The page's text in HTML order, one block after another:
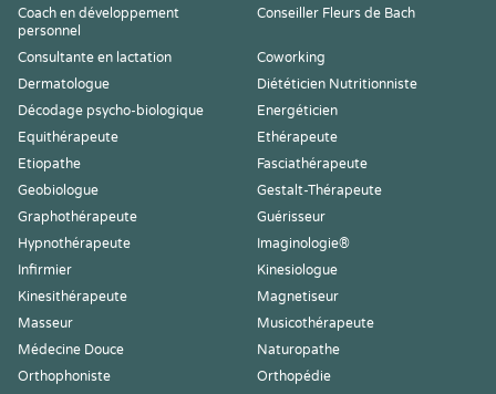
Coach en développement
personnel
Conseiller Fleurs de Bach
Consultante en lactation
Coworking
Dermatologue
Diététicien Nutritionniste
Décodage psycho-biologique
Energéticien
Equithérapeute
Ethérapeute
Etiopathe
Fasciathérapeute
Geobiologue
Gestalt-Thérapeute
Graphothérapeute
Guérisseur
Hypnothérapeute
Imaginologie®
Infirmier
Kinesiologue
Kinesithérapeute
Magnetiseur
Masseur
Musicothérapeute
Médecine Douce
Naturopathe
Orthophoniste
Orthopédie